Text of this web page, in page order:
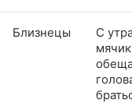
Близнецы
С